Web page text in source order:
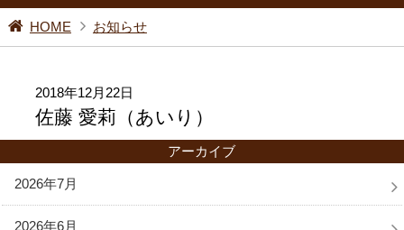
HOME お知らせ
2018年12月22日
佐藤 愛莉（あいり）
アーカイブ
2026年7月
2026年6月